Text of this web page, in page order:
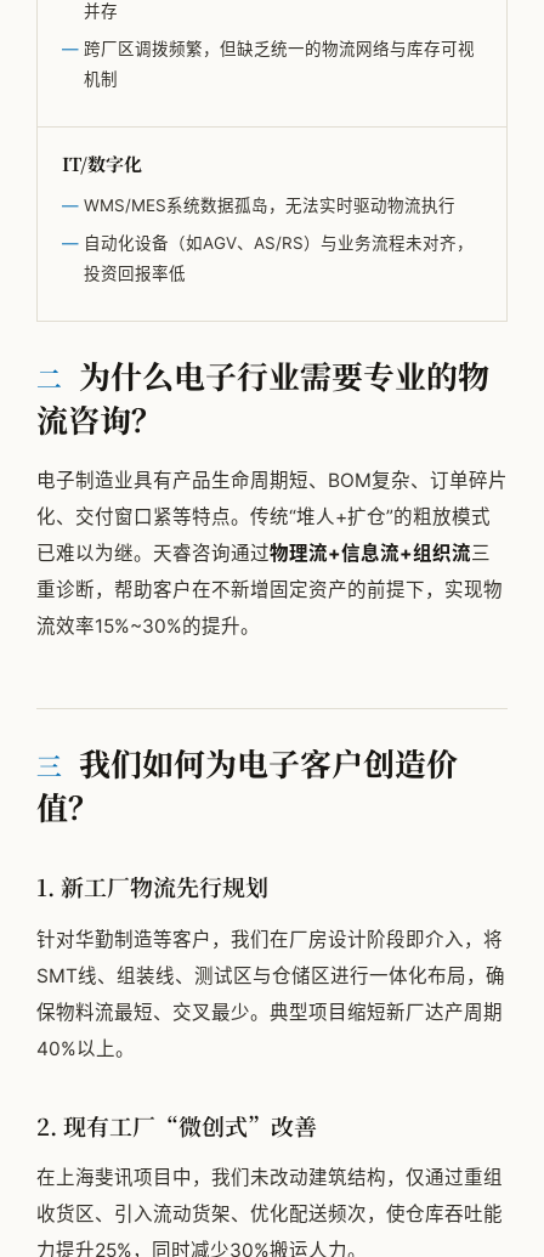
并存
跨厂区调拨频繁，但缺乏统一的物流网络与库存可视
机制
IT/数字化
WMS/MES系统数据孤岛，无法实时驱动物流执行
自动化设备（如AGV、AS/RS）与业务流程未对齐，
投资回报率低
二 为什么电子行业需要专业的物
流咨询？
电子制造业具有产品生命周期短、BOM复杂、订单碎片
化、交付窗口紧等特点。传统“堆人+扩仓”的粗放模式
已难以为继。天睿咨询通过物理流+信息流+组织流三
重诊断，帮助客户在不新增固定资产的前提下，实现物
流效率15%~30%的提升。
三 我们如何为电子客户创造价
值？
1. 新工厂物流先行规划
针对华勤制造等客户，我们在厂房设计阶段即介入，将
SMT线、组装线、测试区与仓储区进行一体化布局，确
保物料流最短、交叉最少。典型项目缩短新厂达产周期
40%以上。
2. 现有工厂“微创式”改善
在上海斐讯项目中，我们未改动建筑结构，仅通过重组
收货区、引入流动货架、优化配送频次，使仓库吞吐能
力提升25%，同时减少30%搬运人力。